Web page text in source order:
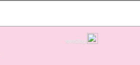
love2log